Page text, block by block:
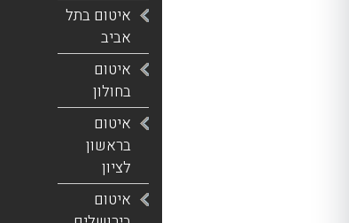
איטום בתל
אביב
איטום
בחולון
איטום
בראשון
לציון
איטום